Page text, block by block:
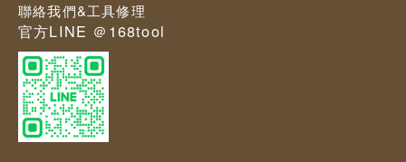
聯絡我們&工具修理
官方LINE ＠168tool